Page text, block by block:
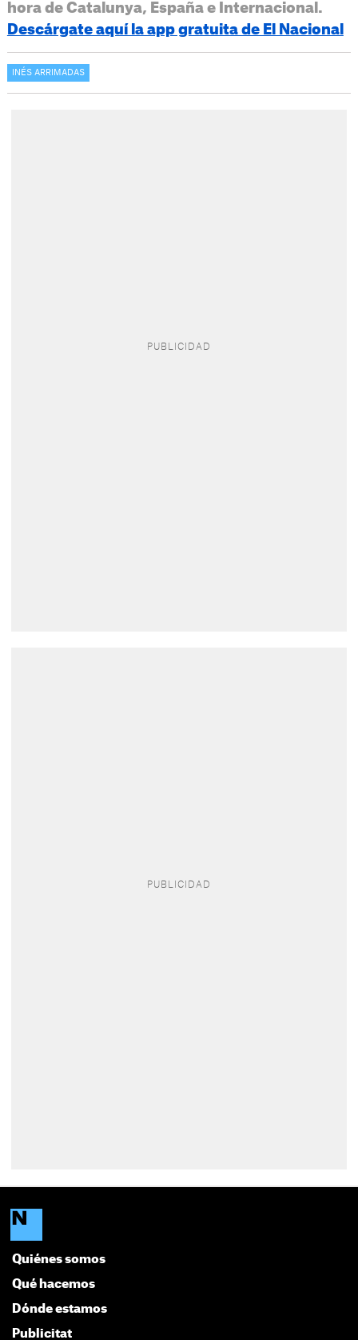
hora de Catalunya, España e Internacional.
Descárgate aquí la app gratuita de El Nacional
INÉS ARRIMADAS
Quiénes somos
Qué hacemos
Dónde estamos
Publicitat